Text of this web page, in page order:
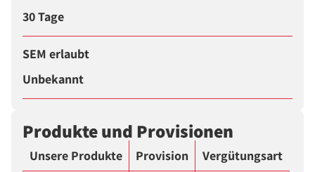
30 Tage
SEM erlaubt
Unbekannt
Produkte und Provisionen
Unsere Produkte Provision
Vergütungsart